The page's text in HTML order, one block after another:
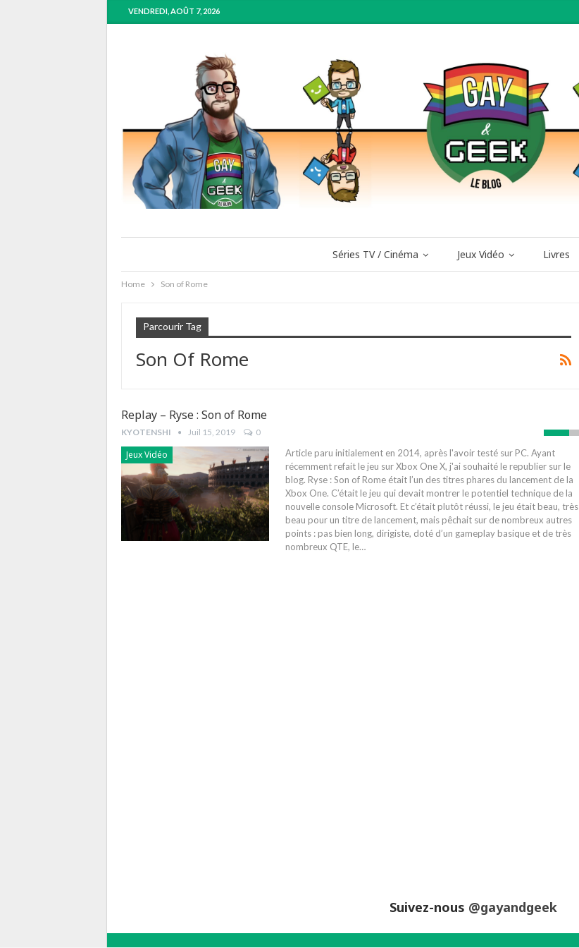
VENDREDI, AOÛT 7, 2026
Séries TV / Cinéma Jeux Vidéo Livres
Home Son of Rome
Parcourir Tag
Son Of Rome
Replay – Ryse : Son of Rome
KYOTENSHI Juil 15, 2019 0
Jeux Vidéo
Article paru initialement en 2014, après l'avoir testé sur PC. Ayant
récemment refait le jeu sur Xbox One X, j'ai souhaité le republier sur le
blog. Ryse : Son of Rome était l’un des titres phares du lancement de la
Xbox One. C’était le jeu qui devait montrer le potentiel technique de la
nouvelle console Microsoft. Et c’était plutôt réussi, le jeu était beau, très
beau pour un titre de lancement, mais pêchait sur de nombreux autres
points : pas bien long, dirigiste, doté d’un gameplay basique et de très
nombreux QTE, le…
Suivez-nous @gayandgeek